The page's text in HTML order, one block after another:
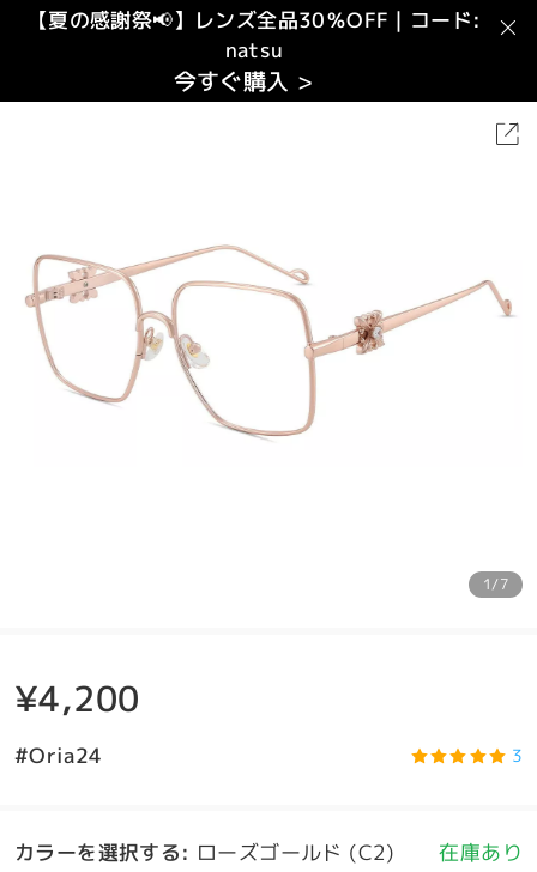
【夏の感謝祭📢】レンズ全品30％OFF｜コード:
natsu
今すぐ購入 >
1/7
¥4,200
#Oria24 3
カラーを選択する: ローズゴールド (C2) 在庫あり